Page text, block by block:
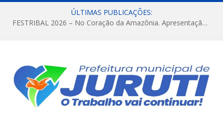
ÚLTIMAS PUBLICAÇÕES:
FESTRIBAL 2026 – No Coração da Amazônia. Apresentação da Munduruku.